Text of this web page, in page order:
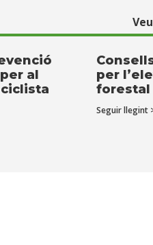
al
per
forestal
Seguir llegint